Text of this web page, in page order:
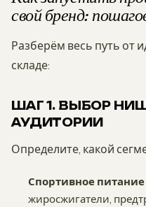
свой бренд:
Разберём весь путь от
складе:
ШАГ 1. ВЫБОР
АУДИТОРИИ
Определите, какой
Спортивное питание
жиросжигатели,